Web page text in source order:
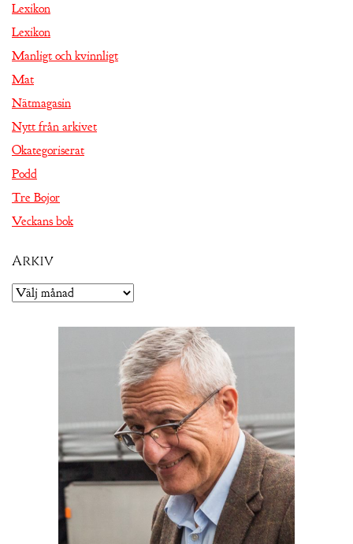
Lexikon
Lexikon
Manligt och kvinnligt
Mat
Nätmagasin
Nytt från arkivet
Okategoriserat
Podd
Tre Bojor
Veckans bok
Arkiv
Arkiv